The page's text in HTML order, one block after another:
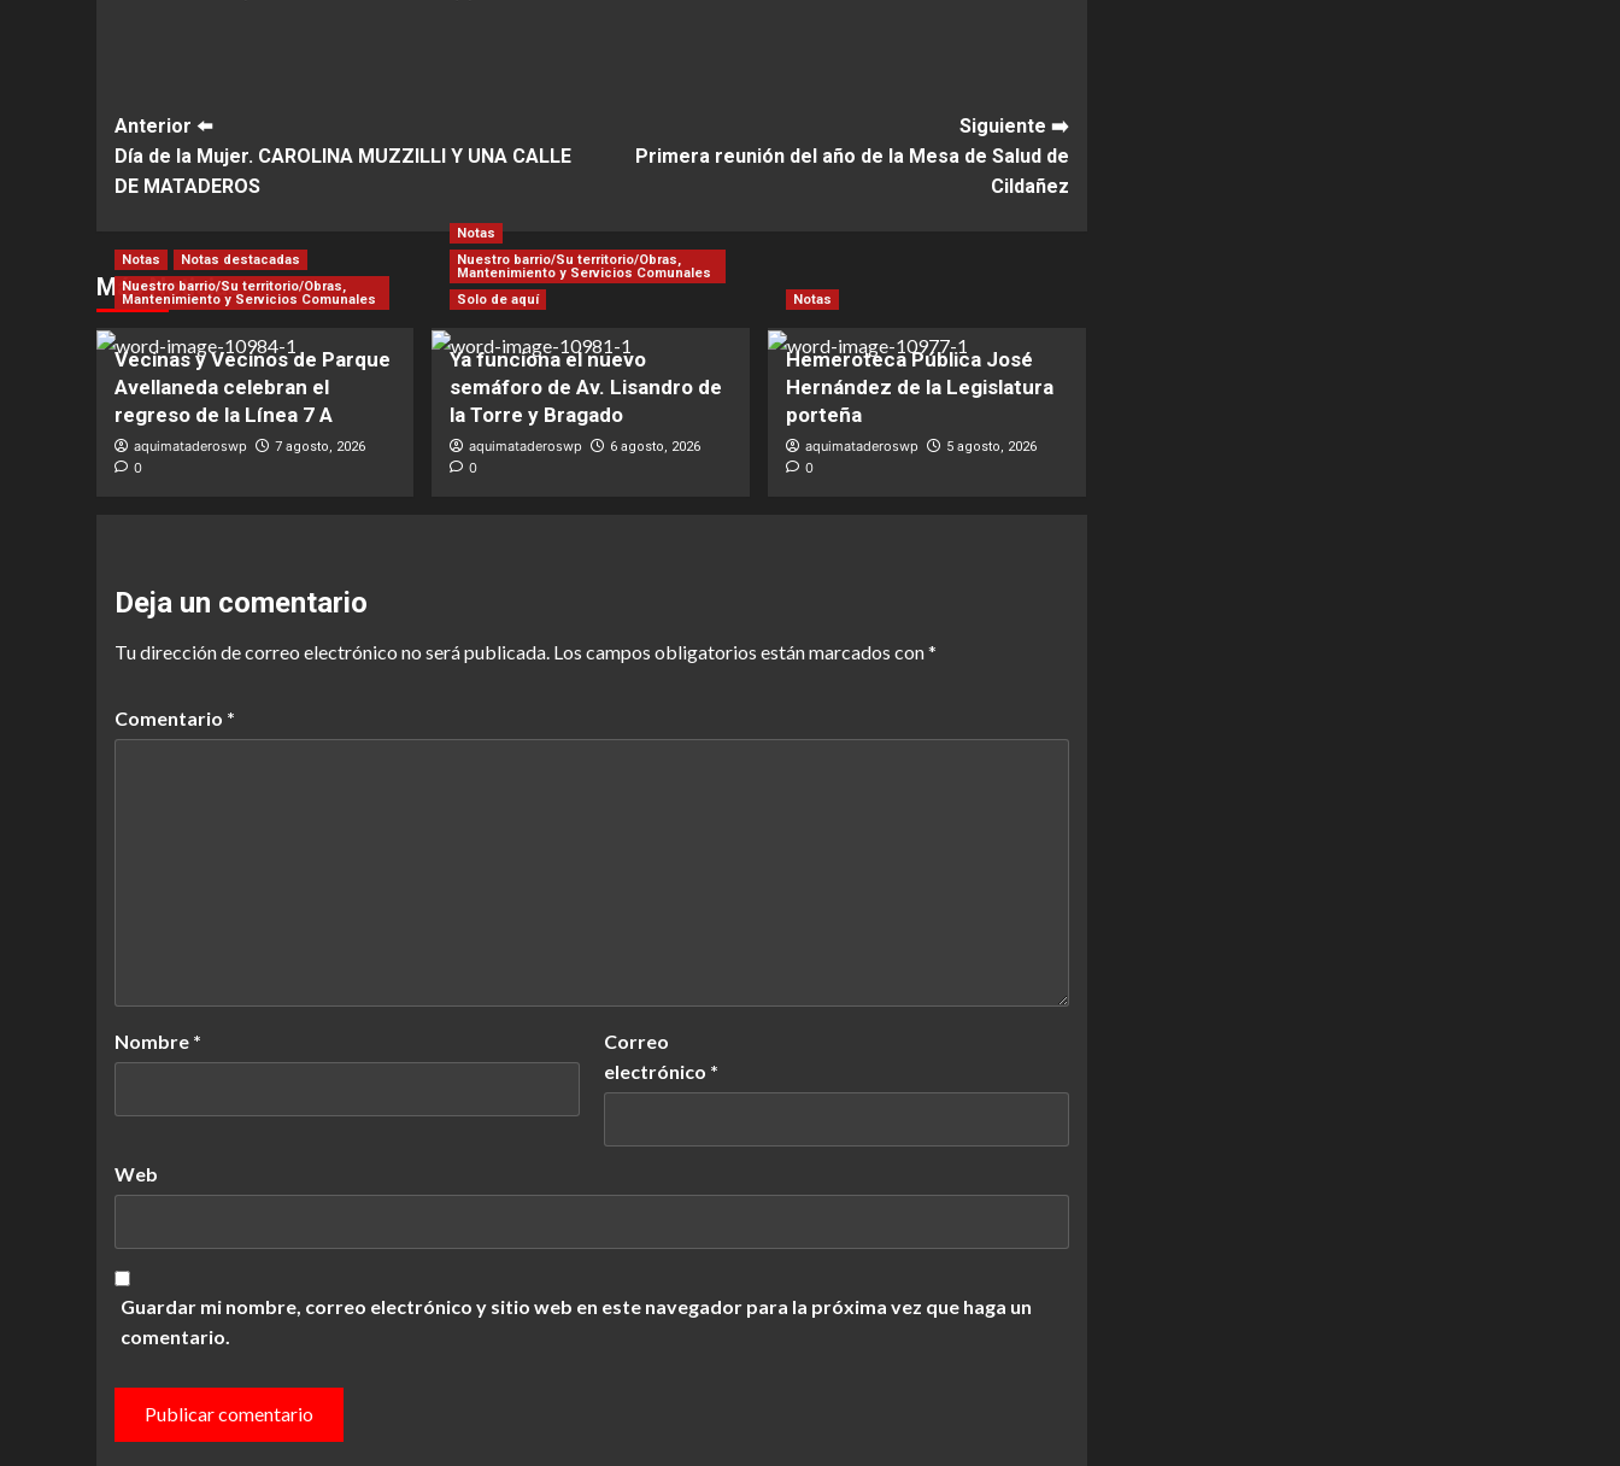
Post
Navigation
Anterior ⬅️
Día de la Mujer. CAROLINA MUZZILLI Y UNA CALLE
DE MATADEROS
Siguiente ➡️
Primera reunión del año de la Mesa de Salud de
Cildañez
Más Noticias
Notas
Notas destacadas
Nuestro barrio/Su territorio/Obras,
Mantenimiento y Servicios Comunales
Vecinas y Vecinos de Parque
Avellaneda celebran el
regreso de la Línea 7 A
aquimataderoswp 7 agosto, 2026
0
Notas
Nuestro barrio/Su territorio/Obras,
Mantenimiento y Servicios Comunales
Solo de aquí
Ya funciona el nuevo
semáforo de Av. Lisandro de
la Torre y Bragado
aquimataderoswp 6 agosto, 2026
0
Notas
Hemeroteca Pública José
Hernández de la Legislatura
porteña
aquimataderoswp 5 agosto, 2026
0
Deja un comentario
Tu dirección de correo electrónico no será publicada. Los campos obligatorios están marcados con*
Comentario *
Nombre *
Correo
electrónico *
Web
Guardar mi nombre, correo electrónico y sitio web en este navegador para la próxima vez que haga un
comentario.